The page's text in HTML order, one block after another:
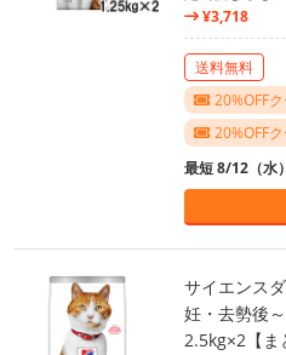
¥3,718
送料無料
20%OFF
20%OFF
最短 8/12（水）
サイエンス
妊・去勢後
2.5kg×2【ま